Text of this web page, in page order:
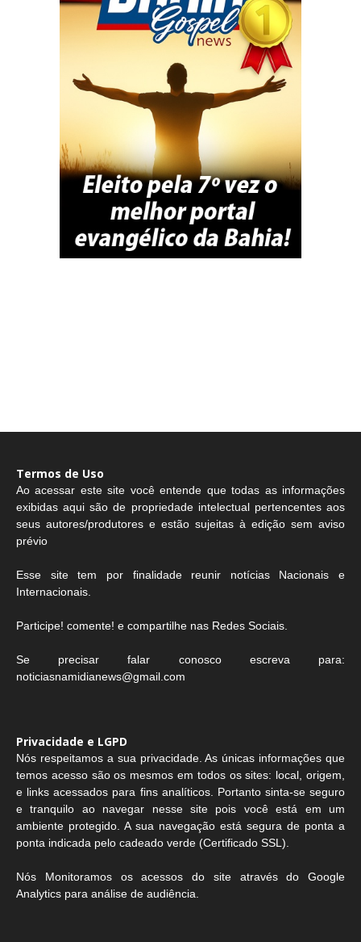
Termos de Uso
Ao acessar este site você entende que todas as informações
exibidas aqui são de propriedade intelectual pertencentes aos
seus autores/produtores e estão sujeitas à edição sem aviso
prévio
Esse site tem por finalidade reunir notícias Nacionais e
Internacionais.
Participe! comente! e compartilhe nas Redes Sociais.
Se precisar falar conosco escreva para:
noticiasnamidianews@gmail.com
Privacidade e LGPD
Nós respeitamos a sua privacidade. As únicas informações que
temos acesso são os mesmos em todos os sites: local, origem,
e links acessados para fins analíticos. Portanto sinta-se seguro
e tranquilo ao navegar nesse site pois você está em um
ambiente protegido. A sua navegação está segura de ponta a
ponta indicada pelo cadeado verde (Certificado SSL).
Nós Monitoramos os acessos do site através do Google
Analytics para análise de audiência.